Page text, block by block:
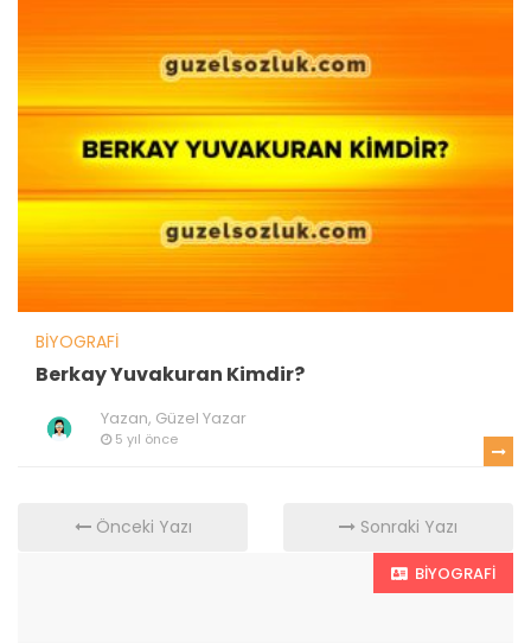
BIYOGRAFI
Berkay Yuvakuran Kimdir?
Yazan, Güzel Yazar
5 yıl önce
Önceki Yazı Sonraki Yazı
BIYOGRAFI